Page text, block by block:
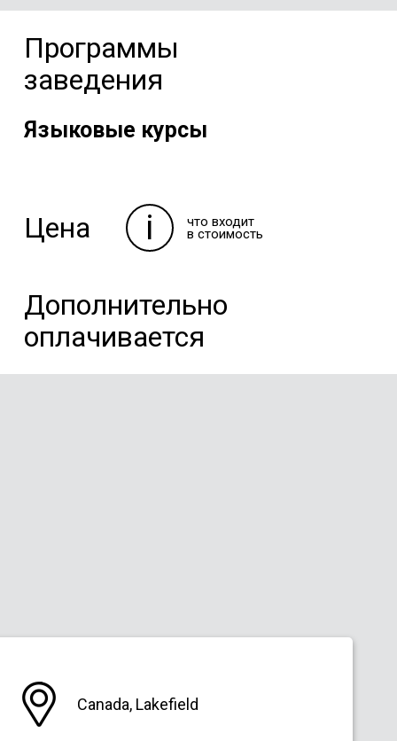
Программы
заведения
Языковые курсы
Цена i что входит
в стоимость
Дополнительно
оплачивается
Canada, Lakefield